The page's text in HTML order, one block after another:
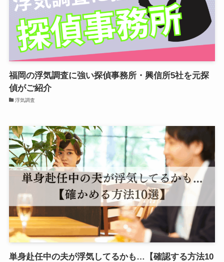
福岡の浮気調査に強い探偵事務所・興信所5社を元探
偵がご紹介
浮気調査
単身赴任中の夫が浮気してるかも…【確認する方法10